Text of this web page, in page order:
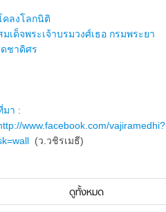
คลงโลกนิติ
มเด็จพระเจ้าบรมวงศ์เธอ กรมพระยา
ดชาดิศร
มา :
www.facebook.com/vajiramedhi?
(ว.วชิรเมธี)
ดูทั้งหมด